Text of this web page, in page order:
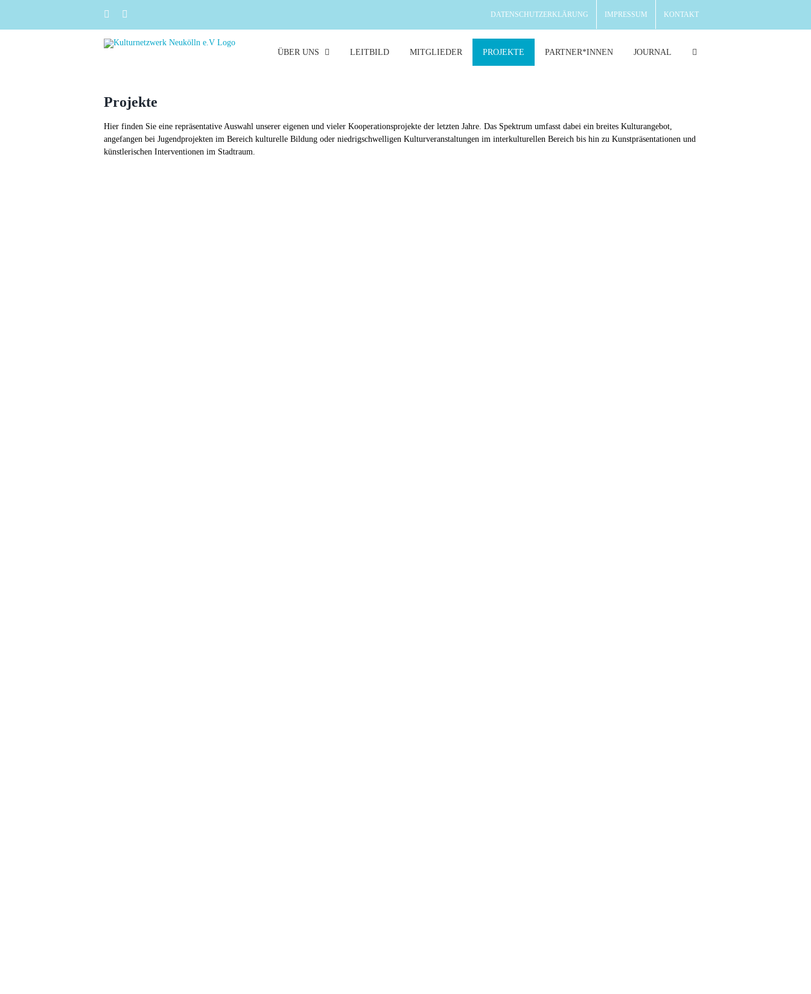
springen
Instagram DATENSCHUTZERKLÄRUNG IMPRESSUM KONTAKT
ÜBER UNS LEITBILD MITGLIEDER PROJEKTE PARTNER*INNEN JOURNAL
Projekte
Hier finden Sie eine repräsentative Auswahl unserer eigenen und vieler Kooperationsprojekte der letzten Jahre. Das Spektrum umfasst dabei ein breites Kulturangebot,
angefangen bei Jugendprojekten im Bereich kulturelle Bildung oder niedrigschwelligen Kulturveranstaltungen im interkulturellen Bereich bis hin zu Kunstpräsentationen und
künstlerischen Interventionen im Stadtraum.